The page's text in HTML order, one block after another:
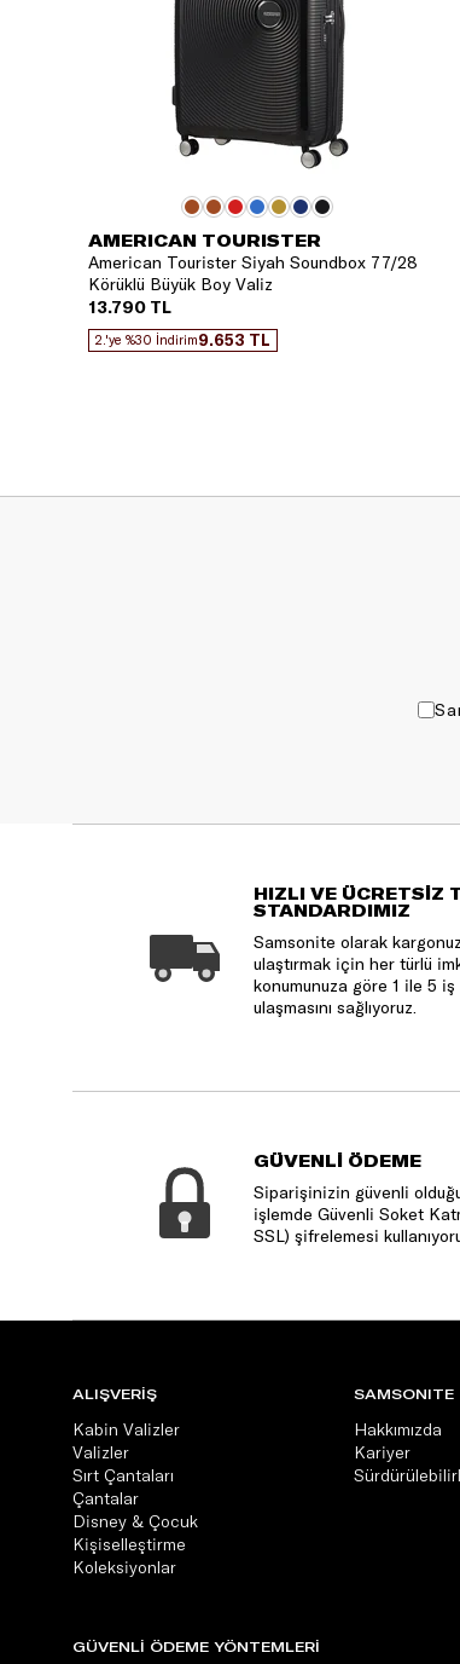
AMERICAN TOURISTER
American Tourister Siyah Soundbox 77/28
Körüklü Büyük Boy Valiz
13.790 TL
2.'ye %30 İndirim9.653 TL
HIZLI VE ÜCRETSİZ
STANDARDIMIZ
Samsonite olarak
ulaştırmak için her türlü
konumunuza göre 1 ile 5
ulaşmasını sağlıyoruz.
GÜVENLİ ÖDEME
Siparişinizin güvenli
işlemde Güvenli Soket
SSL) şifrelemesi
ALIŞVERİŞ
Kabin Valizler
Valizler
Sırt Çantaları
Çantalar
Disney & Çocuk
Kişiselleştirme
Koleksiyonlar
SAMSONITE
Hakkımızda
Kariyer
GÜVENLİ ÖDEME YÖNTEMLERİ